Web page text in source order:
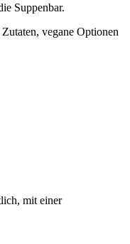
Suppenbar.
vegane Optionen
mit einer